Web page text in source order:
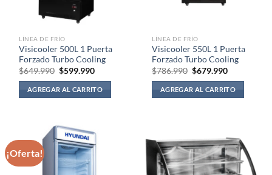
LÍNEA DE FRÍO
Visicooler 500L 1 Puerta
Forzado Turbo Cooling
$649.990 El
precio
original
era:
$649.990.
$599.990El
actual
es:
$599.990.
AGREGAR AL CARRITO
LÍNEA DE FRÍO
Visicooler 550L 1 Puerta
Forzado Turbo Cooling
$786.990 El
precio
original
era:
$786.990.
$679.990El
actual
es:
$679.990.
AGREGAR AL CARRITO
¡Oferta!